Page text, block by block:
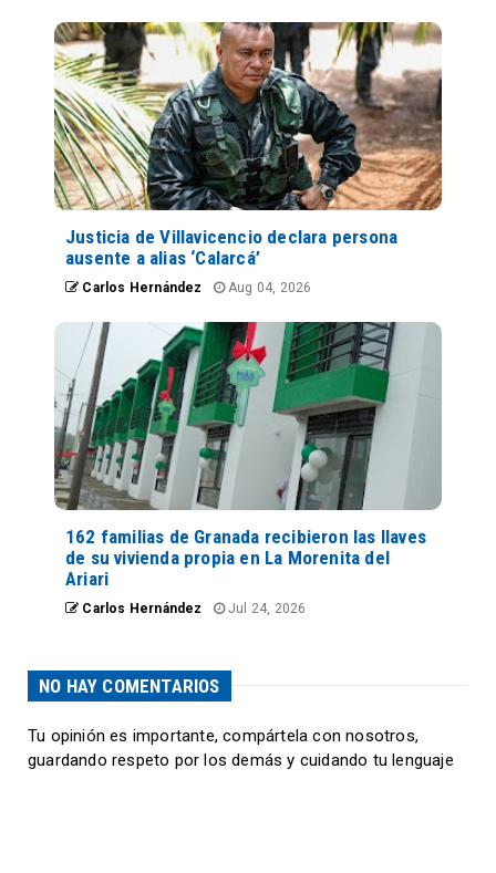
Justicia de Villavicencio declara persona
ausente a alias ‘Calarcá’
Carlos Hernández Aug 04, 2026
162 familias de Granada recibieron las llaves
de su vivienda propia en La Morenita del
Ariari
Carlos Hernández Jul 24, 2026
NO HAY COMENTARIOS
Tu opinión es importante, compártela con nosotros,
guardando respeto por los demás y cuidando tu lenguaje